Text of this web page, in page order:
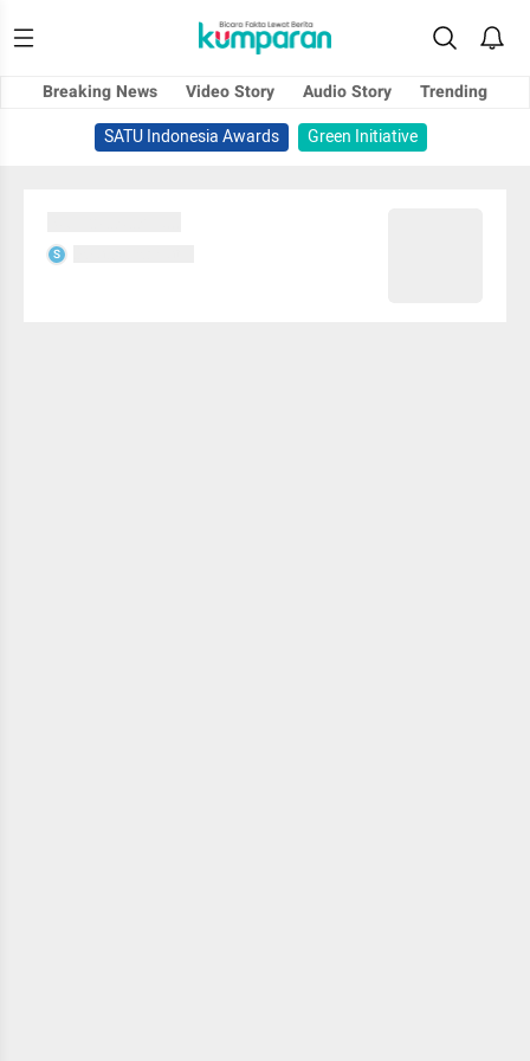
Breaking News Video Story Audio Story
Trending
SATU Indonesia Awards
Green Initiative
S